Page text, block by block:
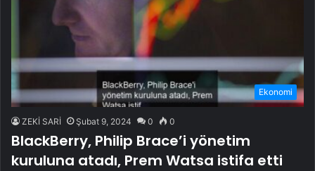
Ekonomi
ZEKİ SARİ Şubat 9, 2024 0 0
BlackBerry, Philip Brace’i yönetim
kuruluna atadı, Prem Watsa istifa etti